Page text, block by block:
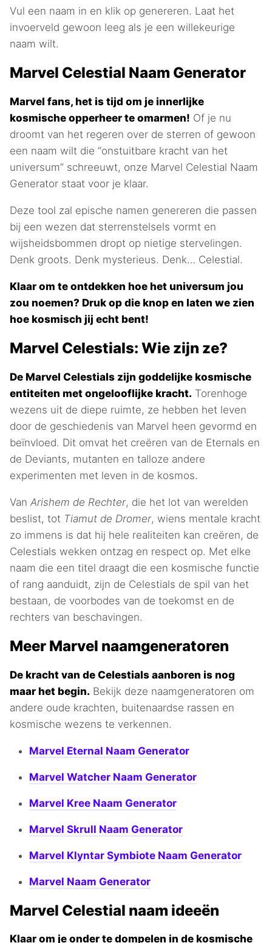
Vul een naam in en klik op genereren. Laat het
invoerveld gewoon leeg als je een willekeurige
naam wilt.
Marvel Celestial Naam Generator
Marvel fans, het is tijd om je innerlijke
kosmische opperheer te omarmen! Of je nu
droomt van het regeren over de sterren of gewoon
een naam wilt die “onstuitbare kracht van het
universum” schreeuwt, onze Marvel Celestial Naam
Generator staat voor je klaar.
Deze tool zal epische namen genereren die passen
bij een wezen dat sterrenstelsels vormt en
wijsheidsbommen dropt op nietige stervelingen.
Denk groots. Denk mysterieus. Denk… Celestial.
Klaar om te ontdekken hoe het universum jou
zou noemen? Druk op die knop en laten we zien
hoe kosmisch jij echt bent!
Marvel Celestials: Wie zijn ze?
De Marvel Celestials zijn goddelijke kosmische
entiteiten met ongelooflijke kracht. Torenhoge
wezens uit de diepe ruimte, ze hebben het leven
door de geschiedenis van Marvel heen gevormd en
beïnvloed. Dit omvat het creëren van de Eternals en
de Deviants, mutanten en talloze andere
experimenten met leven in de kosmos.
Van Arishem de Rechter, die het lot van werelden
beslist, tot Tiamut de Dromer, wiens mentale kracht
zo immens is dat hij hele realiteiten kan creëren, de
Celestials wekken ontzag en respect op. Met elke
naam die een titel draagt die een kosmische functie
of rang aanduidt, zijn de Celestials de spil van het
bestaan, de voorbodes van de toekomst en de
rechters van beschavingen.
Meer Marvel naamgeneratoren
De kracht van de Celestials aanboren is nog
maar het begin. Bekijk deze naamgeneratoren om
andere oude krachten, buitenaardse rassen en
kosmische wezens te verkennen.
Marvel Eternal Naam Generator
Marvel Watcher Naam Generator
Marvel Kree Naam Generator
Marvel Skrull Naam Generator
Marvel Klyntar Symbiote Naam Generator
Marvel Naam Generator
Marvel Celestial naam ideeën
Klaar om je onder te dompelen in de kosmische